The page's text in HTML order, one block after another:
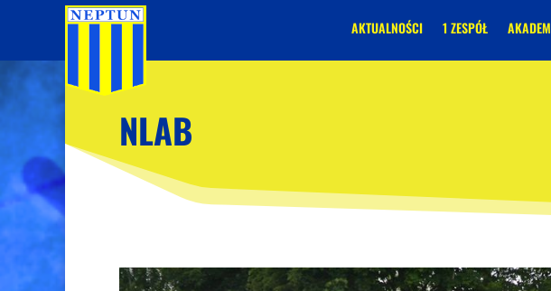
AKTUALNOŚCI 1 ZESPÓŁ
NLAB